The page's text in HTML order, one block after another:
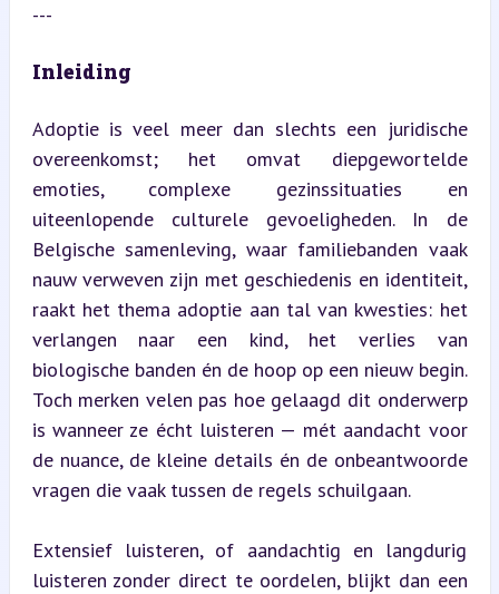
---
Inleiding
Adoptie is veel meer dan slechts een juridische
overeenkomst; het omvat diepgewortelde
emoties, complexe gezinssituaties en
uiteenlopende culturele gevoeligheden. In de
Belgische samenleving, waar familiebanden vaak
nauw verweven zijn met geschiedenis en identiteit,
raakt het thema adoptie aan tal van kwesties: het
verlangen naar een kind, het verlies van
biologische banden én de hoop op een nieuw begin.
Toch merken velen pas hoe gelaagd dit onderwerp
is wanneer ze écht luisteren — mét aandacht voor
de nuance, de kleine details én de onbeantwoorde
vragen die vaak tussen de regels schuilgaan.
Extensief luisteren, of aandachtig en langdurig
luisteren zonder direct te oordelen, blijkt dan een